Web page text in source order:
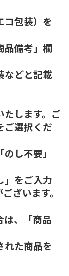
包装）を
備考」欄
どと記載
します。ご
ご選択くだ
し不要」
をご入力
ざいます。
、「商品
た商品を